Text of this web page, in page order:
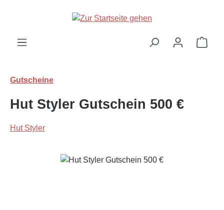
Zum Hauptinhalt springen
Gutscheine
Hut Styler Gutschein 500 €
Hut Styler
Bildergalerie überspringen